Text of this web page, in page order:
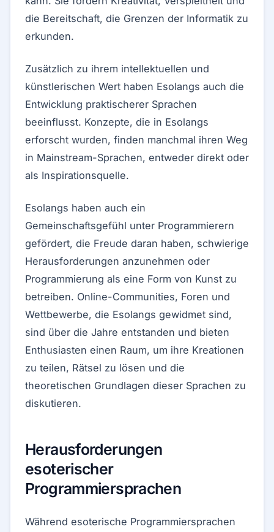
die Bereitschaft, die Grenzen der Informatik zu
erkunden.
Zusätzlich zu ihrem intellektuellen und
künstlerischen Wert haben Esolangs auch die
Entwicklung praktischerer Sprachen
beeinflusst. Konzepte, die in Esolangs
erforscht wurden, finden manchmal ihren Weg
in Mainstream-Sprachen, entweder direkt oder
als Inspirationsquelle.
Esolangs haben auch ein
Gemeinschaftsgefühl unter Programmierern
gefördert, die Freude daran haben, schwierige
Herausforderungen anzunehmen oder
Programmierung als eine Form von Kunst zu
betreiben. Online-Communities, Foren und
Wettbewerbe, die Esolangs gewidmet sind,
sind über die Jahre entstanden und bieten
Enthusiasten einen Raum, um ihre Kreationen
zu teilen, Rätsel zu lösen und die
theoretischen Grundlagen dieser Sprachen zu
diskutieren.
Herausforderungen
esoterischer
Programmiersprachen
Während esoterische Programmiersprachen